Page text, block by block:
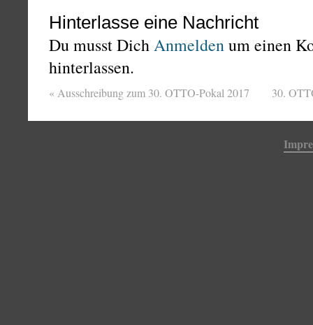
Hinterlasse eine Nachricht
Du musst DichAnmeldenum einen
hinterlassen.
« Ausschreibung zum 30. OTTO-Pokal 2017 30.